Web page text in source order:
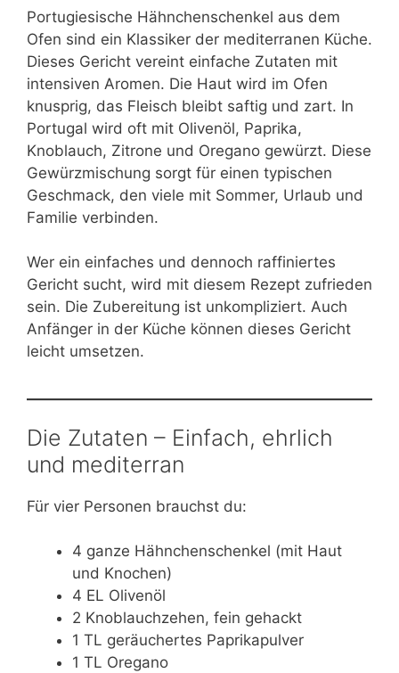
Portugiesische Hähnchenschenkel aus dem
Ofen sind ein Klassiker der mediterranen Küche.
Dieses Gericht vereint einfache Zutaten mit
intensiven Aromen. Die Haut wird im Ofen
knusprig, das Fleisch bleibt saftig und zart. In
Portugal wird oft mit Olivenöl, Paprika,
Knoblauch, Zitrone und Oregano gewürzt. Diese
Gewürzmischung sorgt für einen typischen
Geschmack, den viele mit Sommer, Urlaub und
Familie verbinden.
Wer ein einfaches und dennoch raffiniertes
Gericht sucht, wird mit diesem Rezept zufrieden
sein. Die Zubereitung ist unkompliziert. Auch
Anfänger in der Küche können dieses Gericht
leicht umsetzen.
Die Zutaten – Einfach, ehrlich
und mediterran
Für vier Personen brauchst du:
4 ganze Hähnchenschenkel (mit Haut
und Knochen)
4 EL Olivenöl
2 Knoblauchzehen, fein gehackt
1 TL geräuchertes Paprikapulver
1 TL Oregano